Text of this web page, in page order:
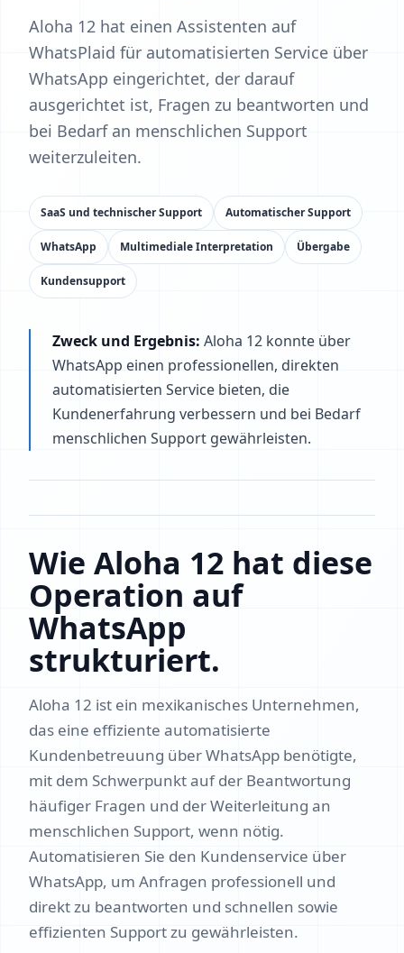
Aloha 12 hat einen Assistenten auf
WhatsPlaid für automatisierten Service über
WhatsApp eingerichtet, der darauf
ausgerichtet ist, Fragen zu beantworten und
bei Bedarf an menschlichen Support
weiterzuleiten.
SaaS und technischer Support Automatischer Support
WhatsApp Multimediale Interpretation Übergabe
Kundensupport
Zweck und Ergebnis: Aloha 12 konnte über
WhatsApp einen professionellen, direkten
automatisierten Service bieten, die
Kundenerfahrung verbessern und bei Bedarf
menschlichen Support gewährleisten.
Wie Aloha 12 hat diese
Operation auf
WhatsApp
strukturiert.
Aloha 12 ist ein mexikanisches Unternehmen,
das eine effiziente automatisierte
Kundenbetreuung über WhatsApp benötigte,
mit dem Schwerpunkt auf der Beantwortung
häufiger Fragen und der Weiterleitung an
menschlichen Support, wenn nötig.
Automatisieren Sie den Kundenservice über
WhatsApp, um Anfragen professionell und
direkt zu beantworten und schnellen sowie
effizienten Support zu gewährleisten.